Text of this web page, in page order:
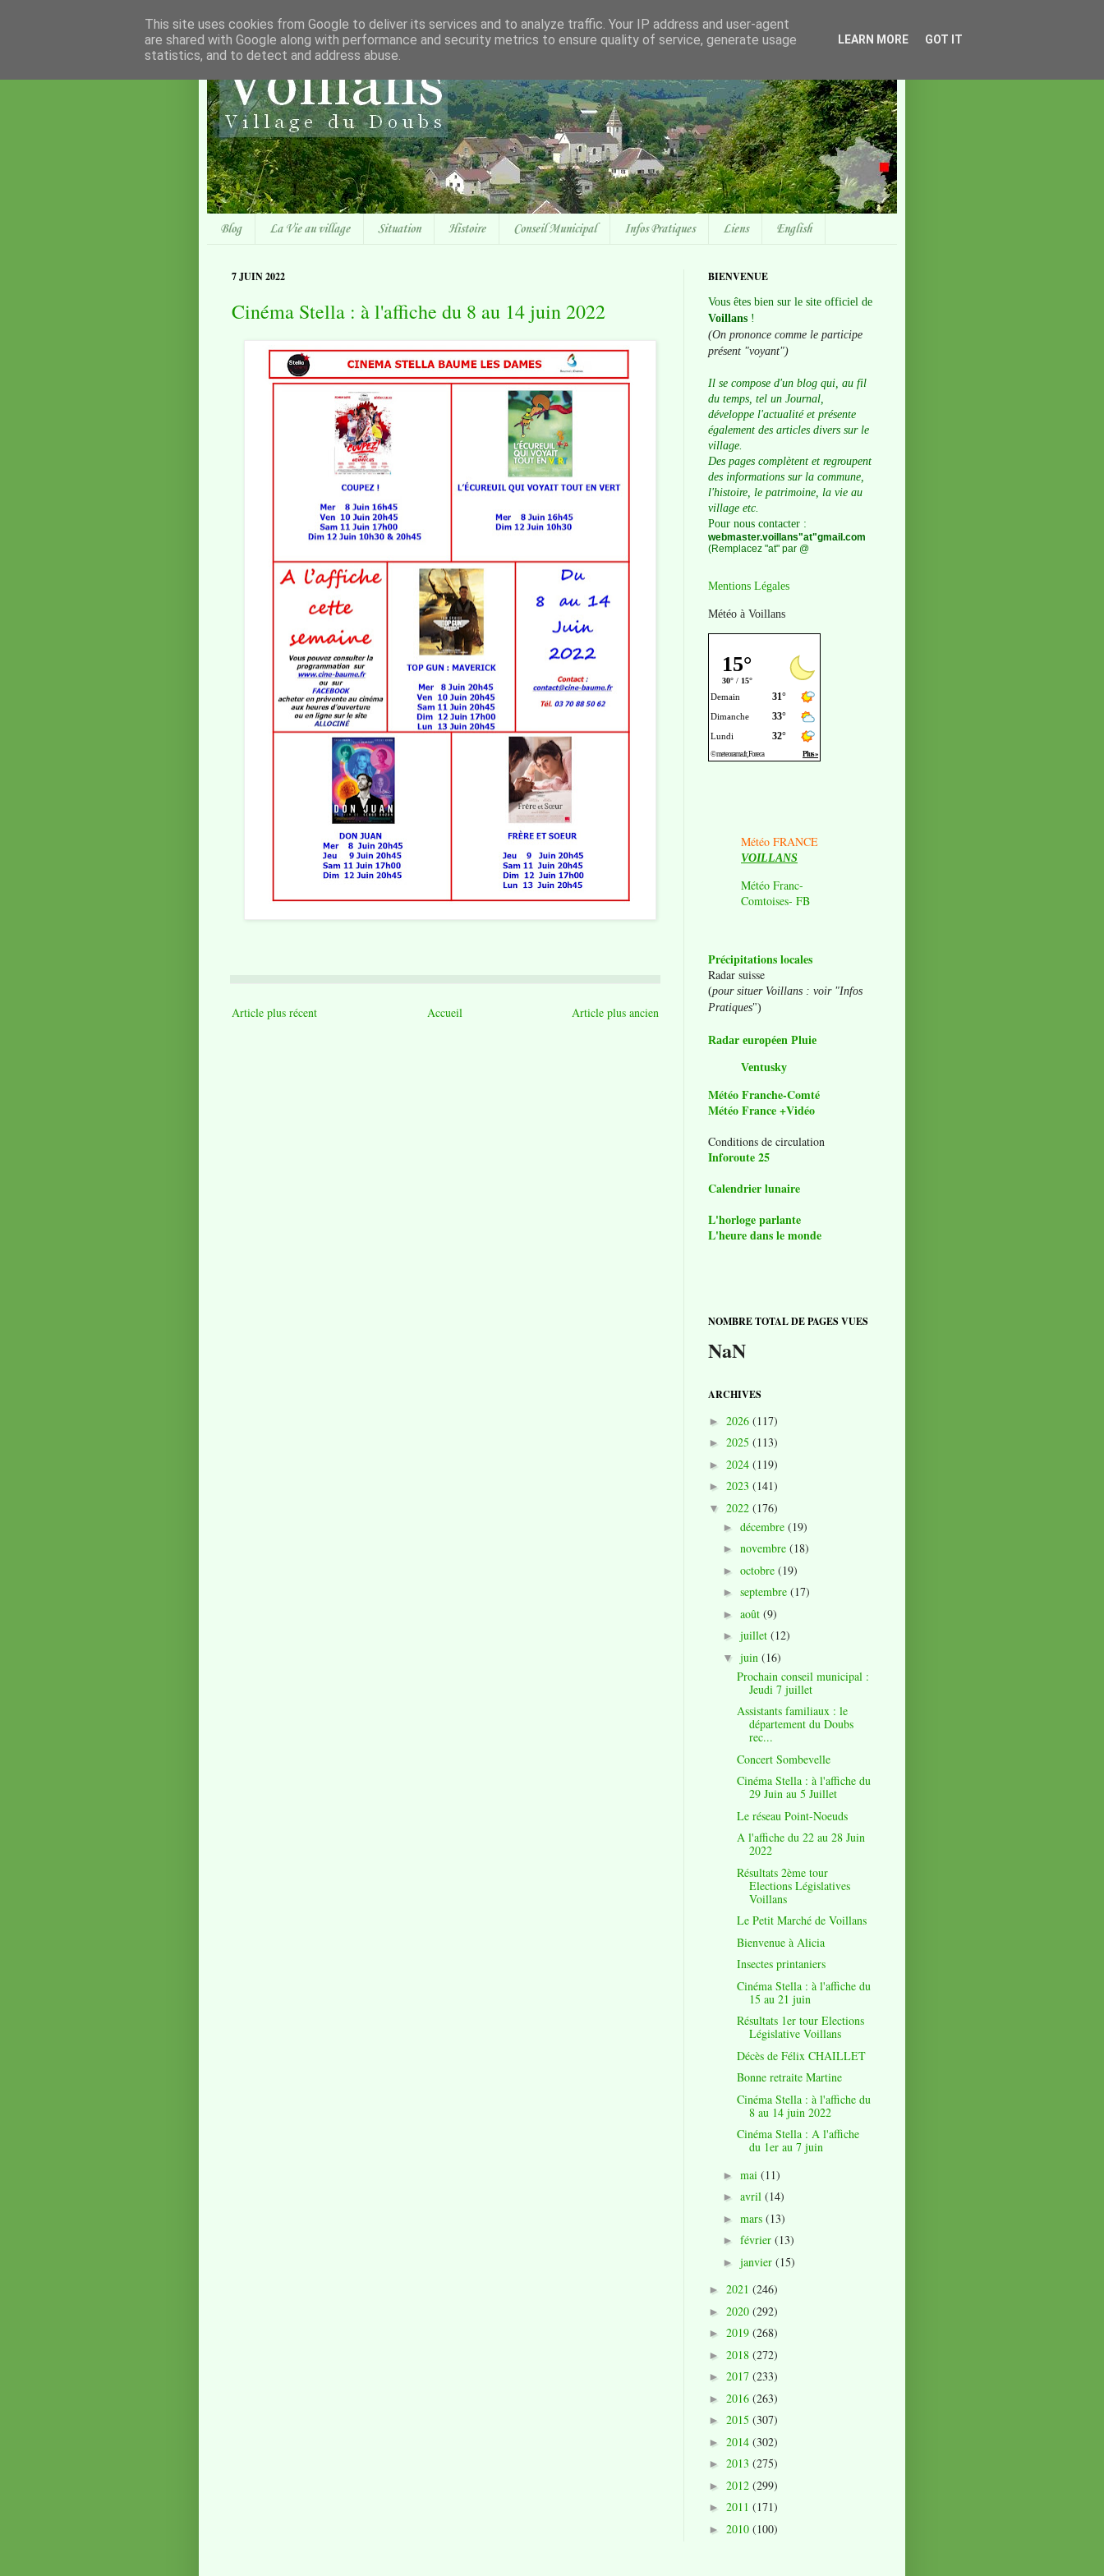
Blog La Vie au village Situation Histoire Conseil Municipal Infos Pratiques Liens English
7 JUIN 2022
Cinéma Stella : à l'affiche du 8 au 14 juin 2022
Article plus récent Article plus ancien
Accueil
BIENVENUE
Vous êtes bien sur le site officiel de
Voillans !
(On prononce comme le participe
présent "voyant")
Il se compose d'un blog qui, au fil
du temps, tel un Journal,
développe l'actualité et présente
également des articles divers sur le
village.
Des pages complètent et regroupent
des informations sur la commune,
l'histoire, le patrimoine, la vie au
village etc.
Pour nous contacter :
webmaster.voillans"at"gmail.com
(Remplacez "at" par @
Mentions Légales
Météo à Voillans
Météo FRANCE
VOILLANS
Météo Franc-
Comtoises- FB
Précipitations locales
Radar suisse
(pour situer Voillans : voir "Infos
Pratiques")
Radar européen Pluie
Ventusky
Météo Franche-Comté
Météo France +Vidéo
Conditions de circulation
Inforoute 25
Calendrier lunaire
L'horloge parlante
L'heure dans le monde
NOMBRE TOTAL DE PAGES VUES
NaN
ARCHIVES
► 2026 (117)
► 2025 (113)
► 2024 (119)
► 2023 (141)
▼ 2022 (176)
► décembre (19)
► novembre (18)
► octobre (19)
► septembre (17)
► août (9)
► juillet (12)
▼ juin (16)
Prochain conseil municipal :
Jeudi 7 juillet
Assistants familiaux : le
département du Doubs
rec...
Concert Sombevelle
Cinéma Stella : à l'affiche du
29 Juin au 5 Juillet
Le réseau Point-Noeuds
A l'affiche du 22 au 28 Juin
2022
Résultats 2ème tour
Elections Législatives
Voillans
Le Petit Marché de Voillans
Bienvenue à Alicia
Insectes printaniers
Cinéma Stella : à l'affiche du
15 au 21 juin
Résultats 1er tour Elections
Législative Voillans
Décès de Félix CHAILLET
Bonne retraite Martine
Cinéma Stella : à l'affiche du
8 au 14 juin 2022
Cinéma Stella : A l'affiche
du 1er au 7 juin
► mai (11)
► avril (14)
► mars (13)
► février (13)
► janvier (15)
► 2021 (246)
► 2020 (292)
► 2019 (268)
► 2018 (272)
► 2017 (233)
► 2016 (263)
► 2015 (307)
► 2014 (302)
► 2013 (275)
► 2012 (299)
► 2011 (171)
► 2010 (100)
This site uses cookies from Google to deliver its services and to analyze traffic. Your IP address and user-agent
are shared with Google along with performance and security metrics to ensure quality of service, generate usage
statistics, and to detect and address abuse.
LEARN MORE GOT IT